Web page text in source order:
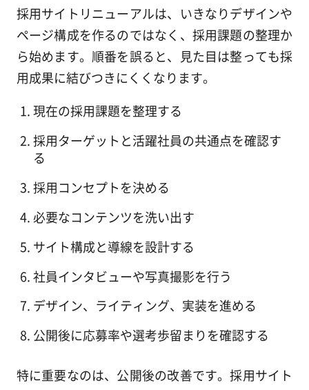
採用サイトリニューアルは、いきなりデザインや
ページ構成を作るのではなく、採用課題の整理か
ら始めます。順番を誤ると、見た目は整っても採
用成果に結びつきにくくなります。
現在の採用課題を整理する
採用ターゲットと活躍社員の共通点を確認す
る
採用コンセプトを決める
必要なコンテンツを洗い出す
サイト構成と導線を設計する
社員インタビューや写真撮影を行う
デザイン、ライティング、実装を進める
公開後に応募率や選考歩留まりを確認する
特に重要なのは、公開後の改善です。採用サイト